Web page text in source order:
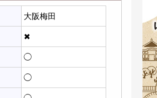
大阪梅田
✖
◯
◯